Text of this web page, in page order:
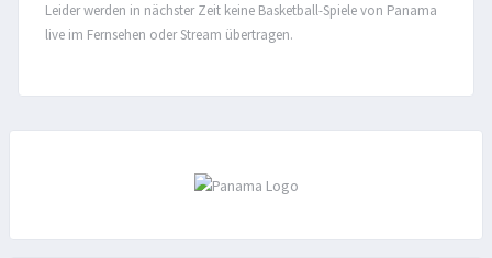
Leider werden in nächster Zeit keine Basketball-Spiele von Panama
live im Fernsehen oder Stream übertragen.